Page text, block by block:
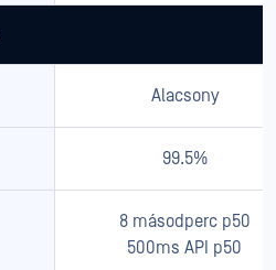
Alacsony
99.5%
8 másodperc p50
500ms API p50